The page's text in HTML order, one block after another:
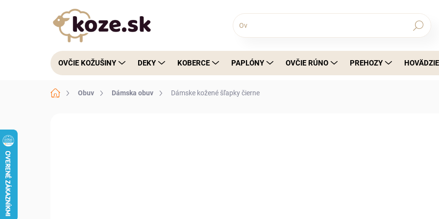
Hľadať
OVČIE KOŽUŠINY DEKY KOBERCE PAPLÓNY OVČIE RÚNO PREHOZY
DomovObuv Dámska obuv Dámske kožené šľapky čierne